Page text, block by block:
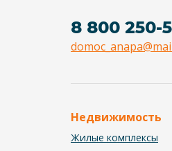
8 800 250-
Недвижимость
Жилые комплексы